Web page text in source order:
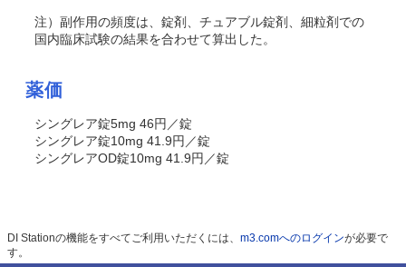
注）副作用の頻度は、錠剤、チュアブル錠剤、細粒剤での
国内臨床試験の結果を合わせて算出した。
薬価
シングレア錠5mg 46円／錠
シングレア錠10mg 41.9円／錠
シングレアOD錠10mg 41.9円／錠
DI Stationの機能をすべてご利用いただくには、 m3.comへのログインが必要で
す。